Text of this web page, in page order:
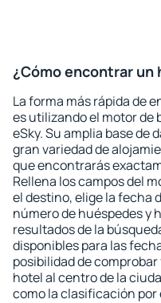
¿Cómo encontrar un
La forma más rápida de
es utilizando el motor de
eSky. Su amplia base de
gran variedad de
que encontrarás
Rellena los campos del
el destino, elige la fecha
número de huéspedes y
resultados de la
disponibles para las
posibilidad de
hotel al centro de la
como la clasificación por